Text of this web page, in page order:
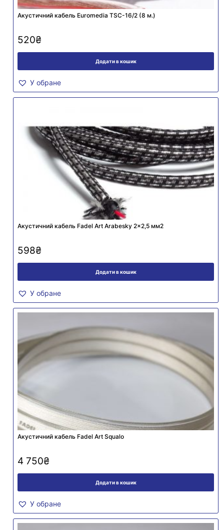
Акустичний кабель Euromedia TSC-16/2 (8 м.)
520₴
Додати в кошик
У обране
Акустичний кабель Fadel Art Arabesky 2×2,5 мм2
598₴
Додати в кошик
У обране
Акустичний кабель Fadel Art Squalo
4 750₴
Додати в кошик
У обране